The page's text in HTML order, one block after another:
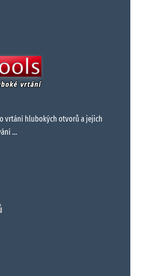
vrtání hlubokých otvorů a jejich
…